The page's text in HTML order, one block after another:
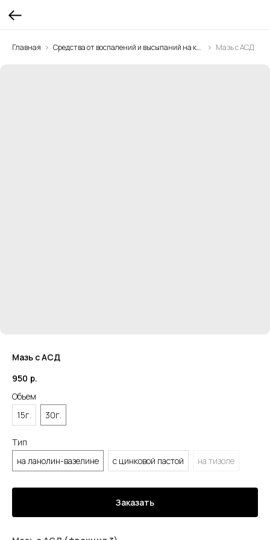
Главная Средства от воспалений и высыпаний на коже Мазь с АСД
Мазь с АСД
950 р.
Объем
15г.
30г.
Тип
на ланолин-вазелине
с цинковой пастой на тизоле
Заказать